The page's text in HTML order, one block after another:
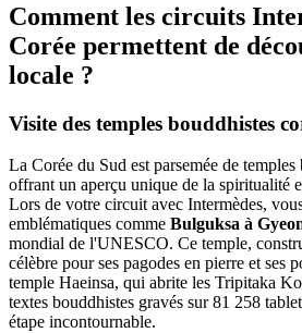
Comment les circuits
Corée permettent de
locale ?
Visite des temples bouddhistes
La Corée du Sud est parsemée de
offrant un aperçu unique de la spiritualité
Lors de votre circuit avec Intermèdes,
emblématiques comme Bulguksa à
mondial de l'UNESCO. Ce temple,
célèbre pour ses pagodes en pierre et ses
temple Haeinsa, qui abrite les Tripitaka
textes bouddhistes gravés sur 81 258
étape incontournable.